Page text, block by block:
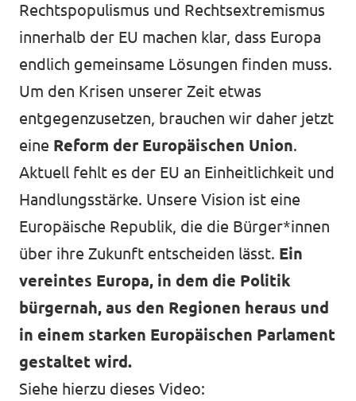
Transparenz
Datenschutz
Impressum
Rechtspopulismus und Rechtsextremismus
innerhalb der EU machen klar, dass Europa
endlich gemeinsame Lösungen finden muss.
Um den Krisen unserer Zeit etwas
entgegenzusetzen, brauchen wir daher jetzt
eine Reform der Europäischen Union.
Aktuell fehlt es der EU an Einheitlichkeit und
Handlungsstärke. Unsere Vision ist eine
Europäische Republik, die die Bürger*innen
über ihre Zukunft entscheiden lässt. Ein
vereintes Europa, in dem die Politik
bürgernah, aus den Regionen heraus und
in einem starken Europäischen Parlament
gestaltet wird.
Siehe hierzu dieses Video: